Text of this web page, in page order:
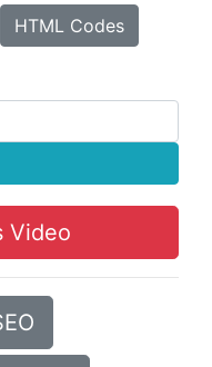
HTML Codes
Video